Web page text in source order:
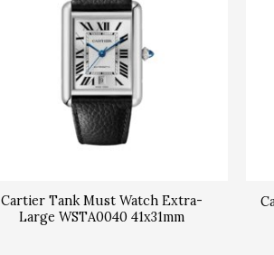
Cartier Tank Must Watch Extra-
Large WSTA0040 41x31mm